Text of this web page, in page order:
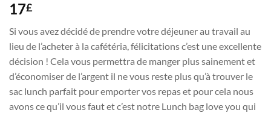
17£
Si vous avez décidé de prendre votre déjeuner au travail au
lieu de l’acheter à la cafétéria, félicitations c’est une excellente
décision ! Cela vous permettra de manger plus sainement et
d’économiser de l’argent il ne vous reste plus qu’à trouver le
sac lunch parfait pour emporter vos repas et pour cela nous
avons ce qu’il vous faut et c’est notre Lunch bag love you qui